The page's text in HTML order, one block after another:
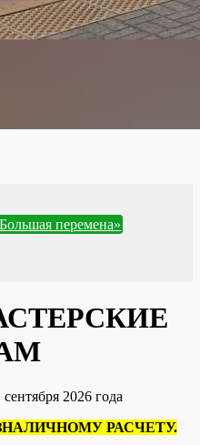
перемена»
2026 года
РАСЧЕТУ.